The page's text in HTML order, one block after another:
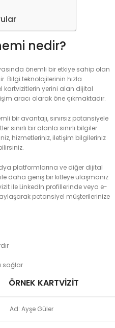
nedir?
önemli bir etkiye sahip olan
Bilgi teknolojilerinin hızla
kartvizitlerin yerini alan dijital
aracı olarak öne çıkmaktadır.
bir avantajı, sınırsız potansiyele
sınırlı bir alanla sınırlı bilgiler
hizmetleriniz, iletişim bilgileriniz
platformlarına ve diğer dijital
daha geniş bir kitleye ulaşmanız
ile LinkedIn profillerinde veya e-
potansiyel müşterilerinize
sağlar
ÖRNEK KARTVIZIT
Ad: Ayşe Güler